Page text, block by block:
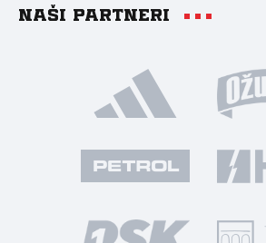
Naši partneri